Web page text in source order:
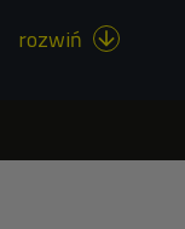
rozwiń 